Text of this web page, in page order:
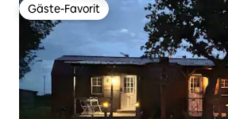
Gäste-Favorit
Gäste-Favorit